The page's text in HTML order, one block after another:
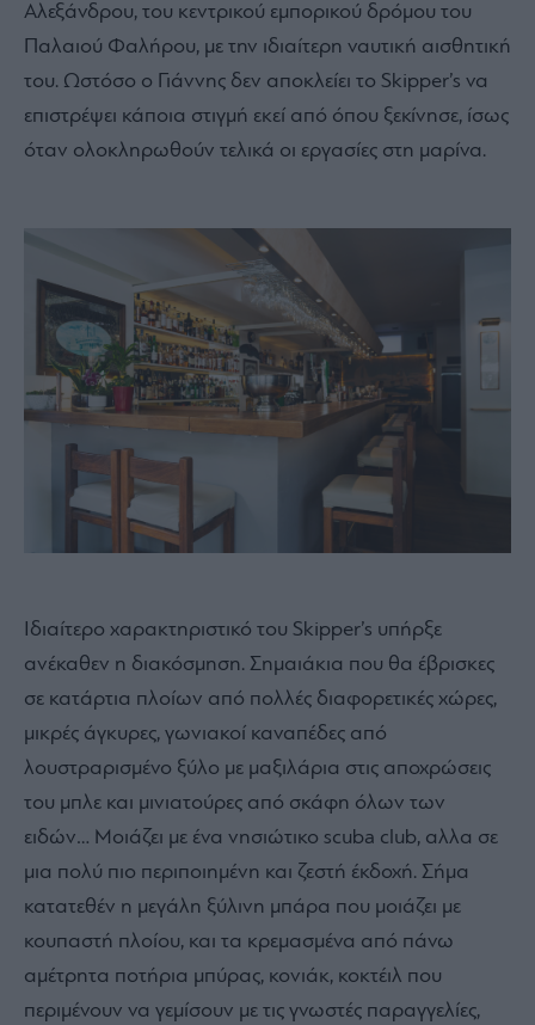
Αλεξάνδρου, του κεντρικού εμπορικού δρόμου του
Παλαιού Φαλήρου, με την ιδιαίτερη ναυτική αισθητική
του. Ωστόσο ο Γιάννης δεν αποκλείει το Skipper’s να
επιστρέψει κάποια στιγμή εκεί από όπου ξεκίνησε, ίσως
όταν ολοκληρωθούν τελικά οι εργασίες στη μαρίνα.
Ιδιαίτερο χαρακτηριστικό του Skipper’s υπήρξε
ανέκαθεν η διακόσμηση. Σημαιάκια που θα έβρισκες
σε κατάρτια πλοίων από πολλές διαφορετικές χώρες,
μικρές άγκυρες, γωνιακοί καναπέδες από
λουστραρισμένο ξύλο με μαξιλάρια στις αποχρώσεις
του μπλε και μινιατούρες από σκάφη όλων των
ειδών… Μοιάζει με ένα νησιώτικο scuba club, αλλα σε
μια πολύ πιο περιποιημένη και ζεστή έκδοχή. Σήμα
κατατεθέν η μεγάλη ξύλινη μπάρα που μοιάζει με
κουπαστή πλοίου, και τα κρεμασμένα από πάνω
αμέτρητα ποτήρια μπύρας, κονιάκ, κοκτέιλ που
περιμένουν να γεμίσουν με τις γνωστές παραγγελίες,